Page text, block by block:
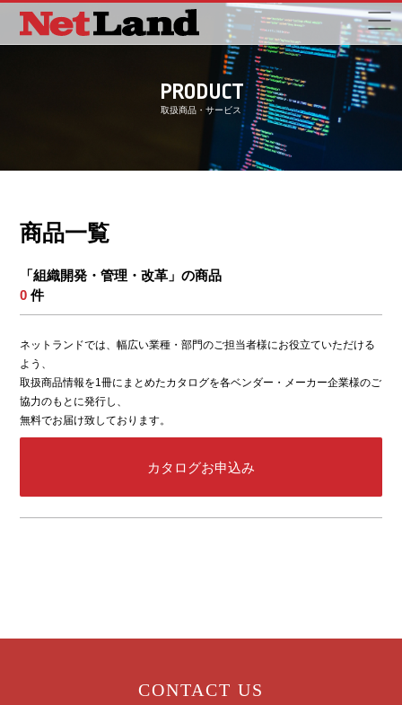
PRODUCT
取扱商品・サービス
商品一覧
「組織開発・管理・改革」の商品
0 件
ネットランドでは、幅広い業種・部門のご担当者様にお役立ていただける
よう、
取扱商品情報を1冊にまとめたカタログを各ベンダー・メーカー企業様のご
協力のもとに発行し、
無料でお届け致しております。
カタログお申込み
CONTACT US